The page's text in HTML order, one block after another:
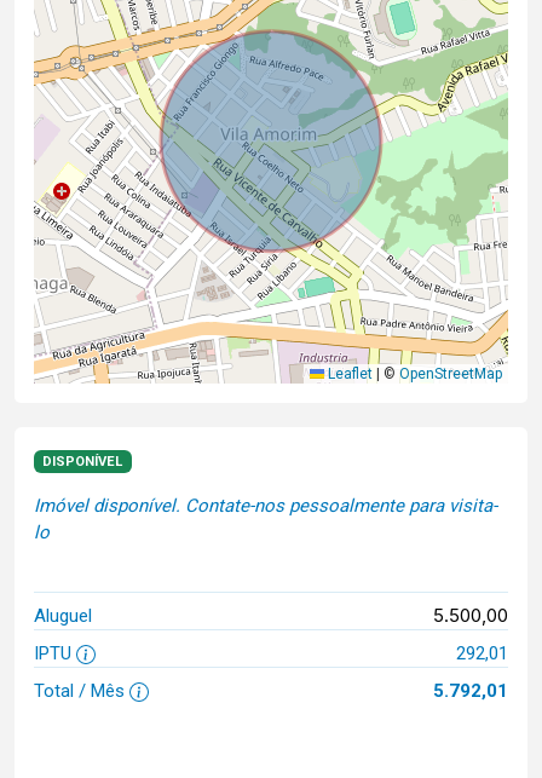
Leaflet | © OpenStreetMap
DISPONÍVEL
Imóvel disponível. Contate-nos pessoalmente para visita-
lo
Aluguel 5.500,00
IPTU
292,01
Total / Mês
5.792,01